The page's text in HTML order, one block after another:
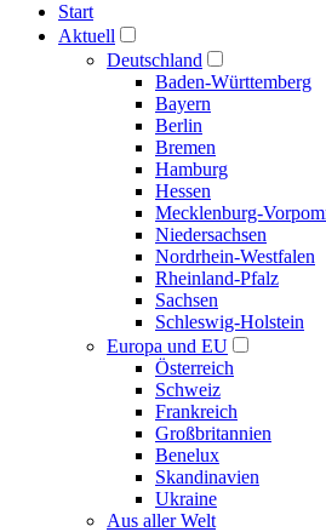
Start
Aktuell
Deutschland
Baden-Württemberg
Bayern
Berlin
Bremen
Hamburg
Hessen
Mecklenburg-
Niedersachsen
Nordrhein-Westfalen
Rheinland-Pfalz
Sachsen
Schleswig-Holstein
Europa und EU
Österreich
Schweiz
Frankreich
Großbritannien
Benelux
Skandinavien
Ukraine
Aus aller Welt